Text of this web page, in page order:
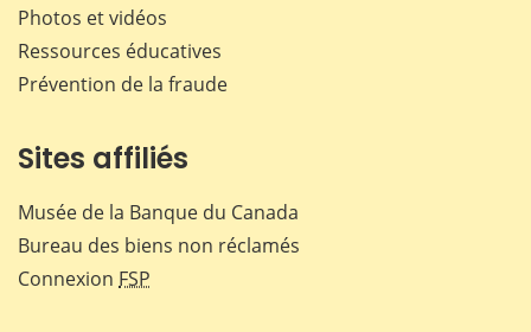
Photos et vidéos
Ressources éducatives
Prévention de la fraude
Sites affiliés
Musée de la Banque du Canada
Bureau des biens non réclamés
Connexion FSP